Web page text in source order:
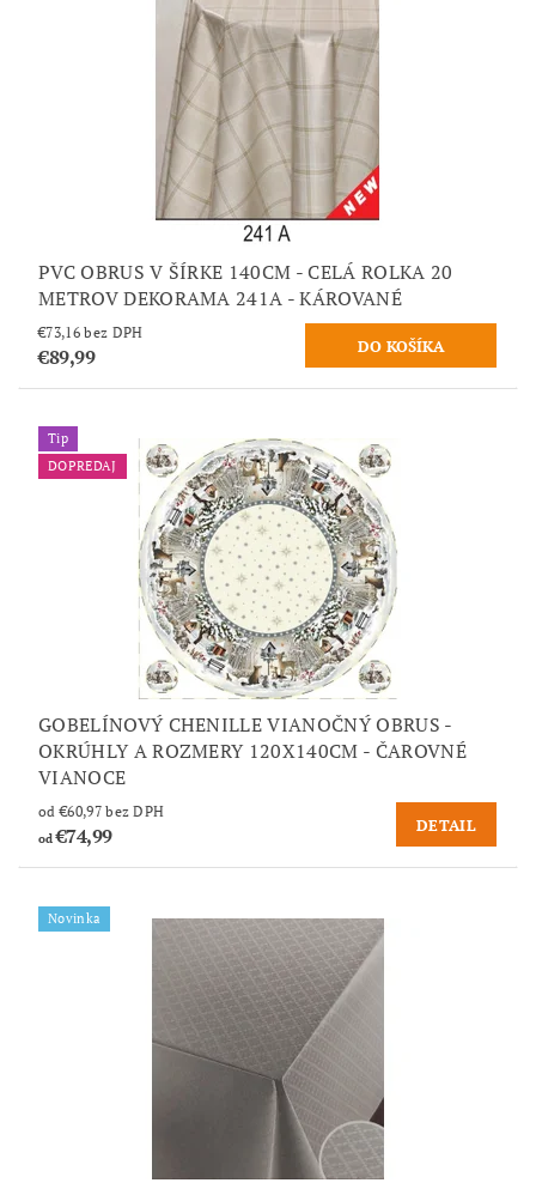
PVC OBRUS V ŠÍRKE 140CM - CELÁ ROLKA 20
METROV DEKORAMA 241A - KÁROVANÉ
€73,16 bez DPH
€89,99
Tip
DOPREDAJ
GOBELÍNOVÝ CHENILLE VIANOČNÝ OBRUS -
OKRÚHLY A ROZMERY 120X140CM - ČAROVNÉ
VIANOCE
od €60,97 bez DPH
od€74,99 DETAIL
Novinka